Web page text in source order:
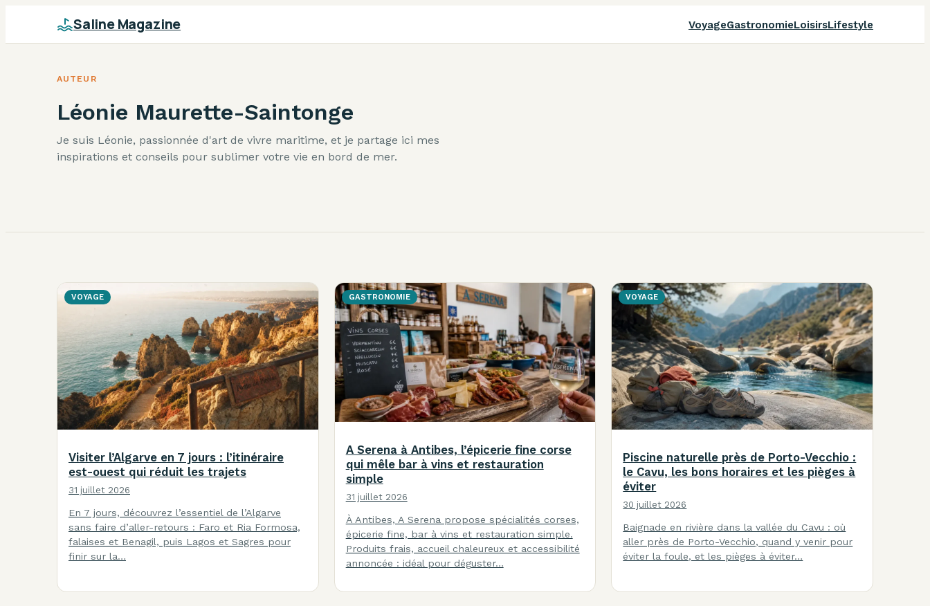
Saline Magazine VoyageGastronomieLoisirsLifestyle
AUTEUR
Léonie Maurette-Saintonge
Je suis Léonie, passionnée d'art de vivre maritime, et je partage ici mes
inspirations et conseils pour sublimer votre vie en bord de mer.
VOYAGE
Visiter l’Algarve en 7 jours : l’itinéraire
est-ouest qui réduit les trajets
31 juillet 2026
En 7 jours, découvrez l’essentiel de l’Algarve
sans faire d’aller-retours : Faro et Ria Formosa,
falaises et Benagil, puis Lagos et Sagres pour
finir sur la…
GASTRONOMIE
A Serena à Antibes, l’épicerie fine corse
qui mêle bar à vins et restauration
simple
31 juillet 2026
À Antibes, A Serena propose spécialités corses,
épicerie fine, bar à vins et restauration simple.
Produits frais, accueil chaleureux et accessibilité
annoncée : idéal pour déguster…
VOYAGE
Piscine naturelle près de Porto-Vecchio :
le Cavu, les bons horaires et les pièges à
éviter
30 juillet 2026
Baignade en rivière dans la vallée du Cavu : où
aller près de Porto-Vecchio, quand y venir pour
éviter la foule, et les pièges à éviter…